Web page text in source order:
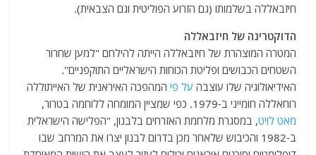
חיזבאללה בשלמותו (גם הזרוע הפוליטית וגם הצבאית).
הדוקטרינה של חיזבאללה
המטרה המוצהרת של חיזבאללה הייתה להילחם "למען שחרור
השטחים הכבושים ופליטת הכוחות הישראליים התוקפניים".
האידיאולוגיה שלו עוצבה על פי המהפכה האיראנית של האייתוללה
רוחאללה חומייני ב-1979. כפי שמציין המומחה ללוחמה בטרור,
מאט לויט, במסגרת מלחמת האזרחים בלבנון, "הפלישה הישראלית
ב-1982 והכיבוש שלאחר מכן בדרום לבנון יצרו את המרחב שבו